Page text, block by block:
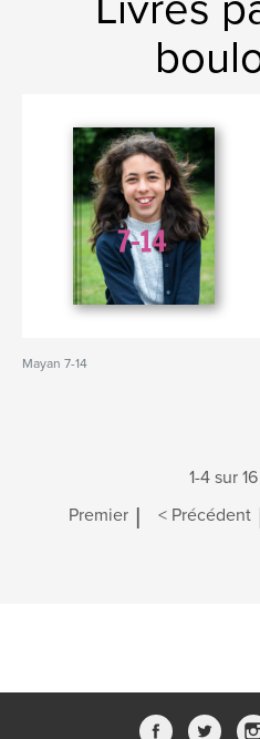
Mayan 7-14
1-4 sur
Premier | < Précédent